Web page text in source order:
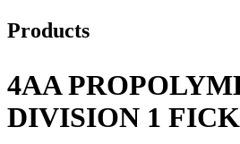
Products
4AA
DIVISION 1